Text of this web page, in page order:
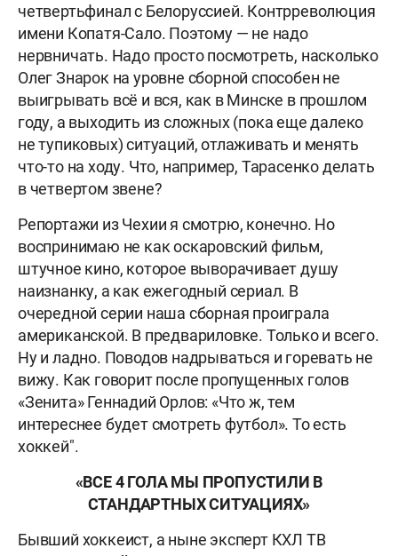
четвертьфинал с Белоруссией. Контрреволюция
имени Копатя-Сало. Поэтому — не надо
нервничать. Надо просто посмотреть, насколько
Олег Знарок на уровне сборной способен не
выигрывать всё и вся, как в Минске в прошлом
году, а выходить из сложных (пока еще далеко
не тупиковых) ситуаций, отлаживать и менять
что-то на ходу. Что, например, Тарасенко делать
в четвертом звене?
Репортажи из Чехии я смотрю, конечно. Но
воспринимаю не как оскаровский фильм,
штучное кино, которое выворачивает душу
наизнанку, а как ежегодный сериал. В
очередной серии наша сборная проиграла
американской. В предвариловке. Только и всего.
Ну и ладно. Поводов надрываться и горевать не
вижу. Как говорит после пропущенных голов
«Зенита» Геннадий Орлов: «Что ж, тем
интереснее будет смотреть футбол». То есть
хоккей".
«ВСЕ 4 ГОЛА МЫ ПРОПУСТИЛИ В
СТАНДАРТНЫХ СИТУАЦИЯХ»
Бывший хоккеист, а ныне эксперт КХЛ ТВ